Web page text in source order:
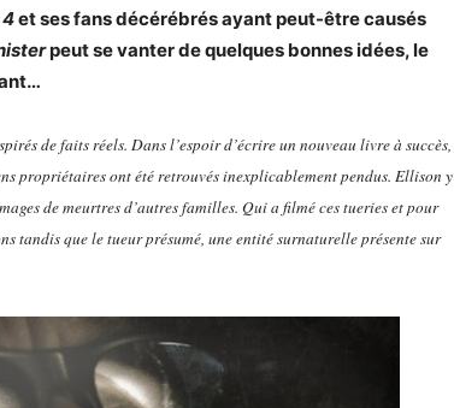
et ses fans décérébrés ayant peut-être causés
peut se vanter de quelques bonnes idées, le
de faits réels. Dans l’espoir d’écrire un nouveau livre à succès,
propriétaires ont été retrouvés inexplicablement pendus. Ellison y
de meurtres d’autres familles. Qui a filmé ces tueries et pour
tandis que le tueur présumé, une entité surnaturelle présente sur